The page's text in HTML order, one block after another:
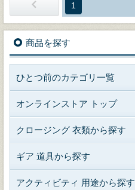
1
商品を探す
ひとつ前のカテゴリ一覧
オンラインストア トップ
クロージング 衣類から探す
ギア 道具から探す
アクティビティ 用途から探す